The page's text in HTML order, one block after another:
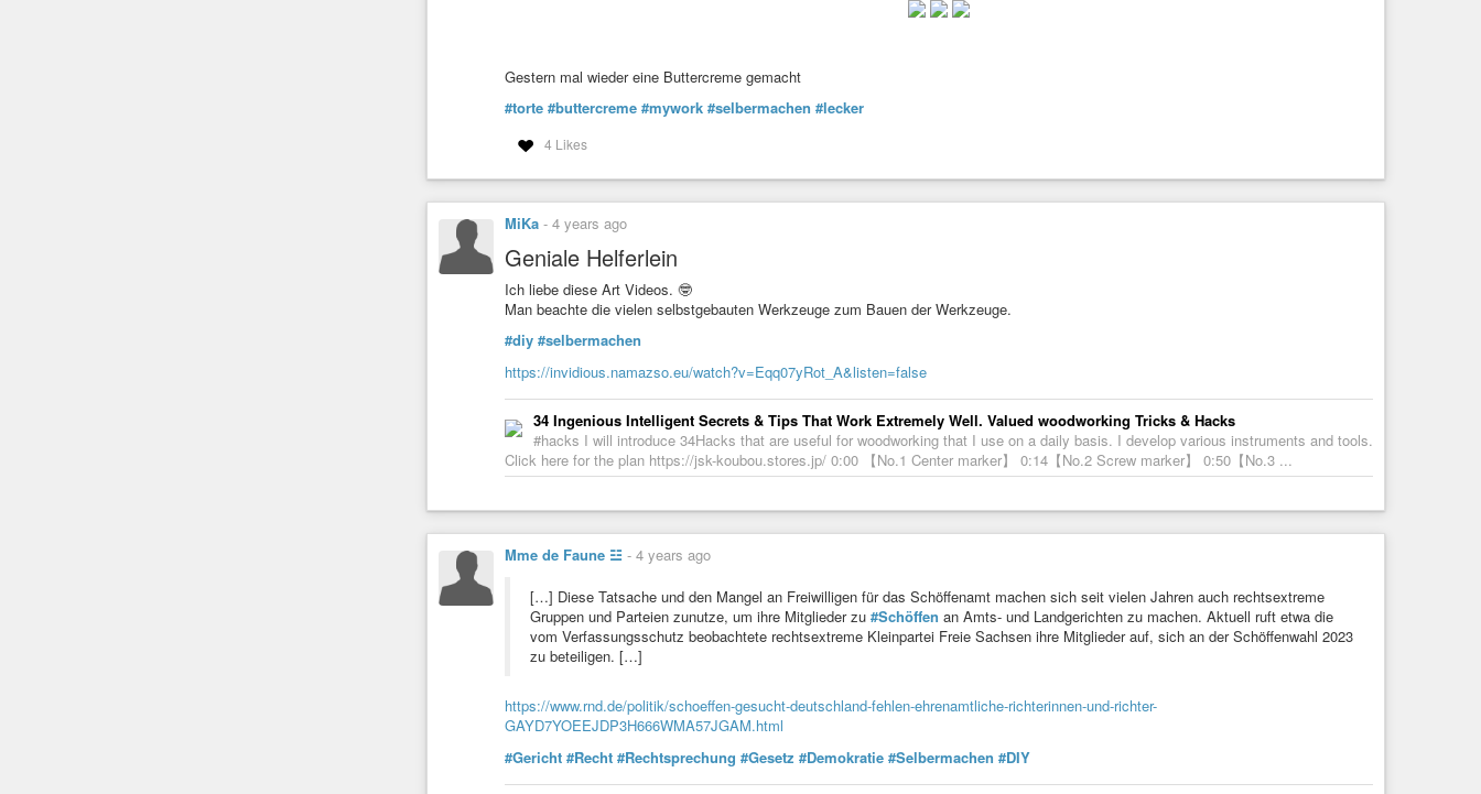
Gestern mal wieder eine Buttercreme gemacht
#torte #buttercreme #mywork #selbermachen #lecker
4 Likes
MiKa - 4 years ago
Geniale Helferlein
Ich liebe diese Art Videos. 🤓
Man beachte die vielen selbstgebauten Werkzeuge zum Bauen der Werkzeuge.
#diy #selbermachen
https://invidious.namazso.eu/watch?v=Eqq07yRot_A&listen=false
34 Ingenious Intelligent Secrets & Tips That Work Extremely Well. Valued woodworking Tricks & Hacks
#hacks I will introduce 34Hacks that are useful for woodworking that I use on a daily basis. I develop various instruments and tools.
Click here for the plan https://jsk-koubou.stores.jp/ 0:00 【No.1 Center marker】 0:14【No.2 Screw marker】 0:50【No.3 ...
Mme de Faune ☳ - 4 years ago
[…] Diese Tatsache und den Mangel an Freiwilligen für das Schöffenamt machen sich seit vielen Jahren auch rechtsextreme
Gruppen und Parteien zunutze, um ihre Mitglieder zu #Schöffen an Amts- und Landgerichten zu machen. Aktuell ruft etwa die
vom Verfassungsschutz beobachtete rechtsextreme Kleinpartei Freie Sachsen ihre Mitglieder auf, sich an der Schöffenwahl 2023
zu beteiligen. […]
https://www.rnd.de/politik/schoeffen-gesucht-deutschland-fehlen-ehrenamtliche-richterinnen-und-richter-
GAYD7YOEEJDP3H666WMA57JGAM.html
#Gericht #Recht #Rechtsprechung #Gesetz #Demokratie #Selbermachen #DIY